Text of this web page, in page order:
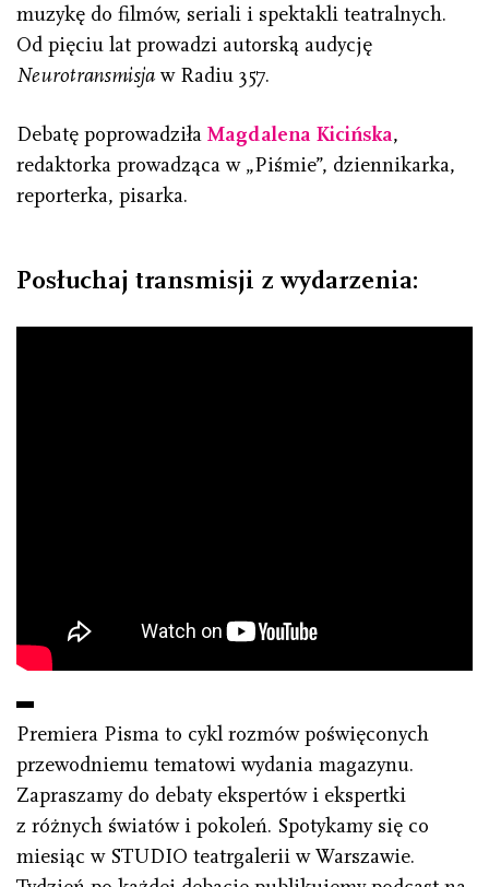
muzykę do filmów, seriali i spektakli teatralnych.
Od pięciu lat prowadzi autorską audycję
Neurotransmisja w Radiu 357.
Debatę poprowadziła Magdalena Kicińska,
redaktorka prowadząca w „Piśmie”, dziennikarka,
reporterka, pisarka.
Posłuchaj transmisji z wydarzenia:
Premiera Pisma to cykl rozmów poświęconych
przewodniemu tematowi wydania magazynu.
Zapraszamy do debaty ekspertów i ekspertki
z różnych światów i pokoleń. Spotykamy się co
miesiąc w STUDIO teatrgalerii w Warszawie.